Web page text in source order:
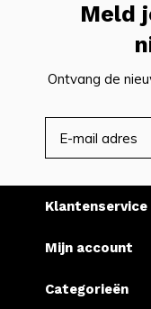
Meld
Ontvang de
Klantenservice
Mijn account
Categorieën